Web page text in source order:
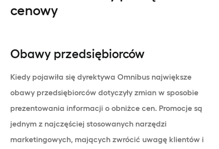
cenowy
Obawy przedsiębiorców
Kiedy pojawiła się dyrektywa Omnibus największe
obawy przedsiębiorców dotyczyły zmian w sposobie
prezentowania informacji o obniżce cen. Promocje są
jednym z najczęściej stosowanych narzędzi
marketingowych, mających zwrócić uwagę klientów i